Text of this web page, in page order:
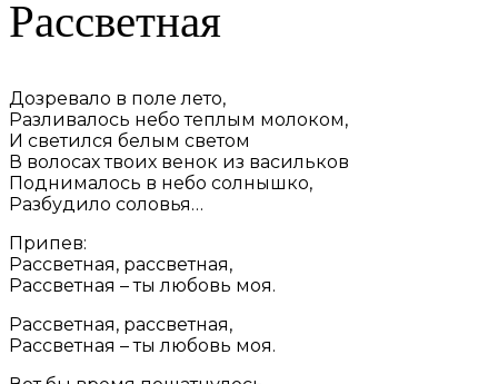
Рассветная
Дозревало в поле лето,
Разливалось небо теплым молоком,
И светился белым светом
В волосах твоих венок из васильков
Поднималось в небо солнышко,
Разбудило соловья…
Припев:
Рассветная, рассветная,
Рассветная – ты любовь моя.
Рассветная, рассветная,
Рассветная – ты любовь моя.